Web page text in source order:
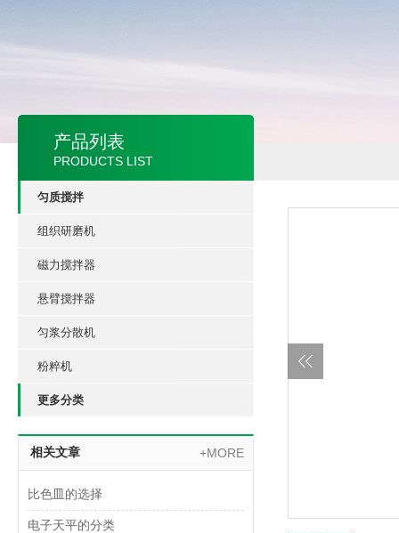
产品列表
PRODUCTS LIST
匀质搅拌
组织研磨机
磁力搅拌器
悬臂搅拌器
匀浆分散机
粉粹机
更多分类
相关文章 +MORE
比色皿的选择
电子天平的分类